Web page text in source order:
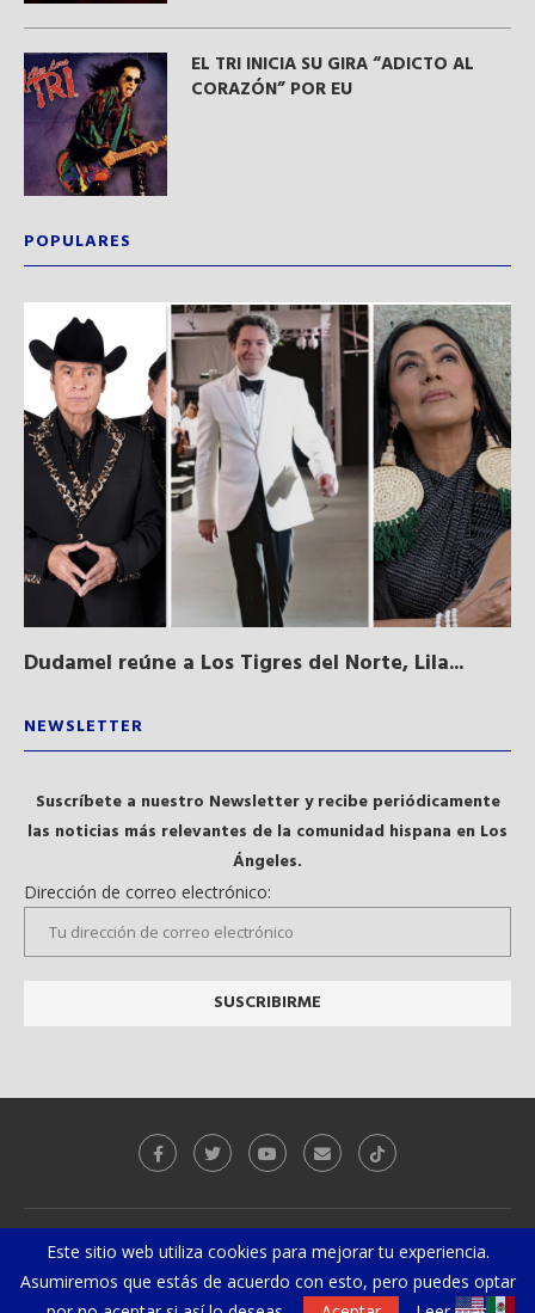
EL TRI INICIA SU GIRA “ADICTO AL
CORAZÓN” POR EU
POPULARES
Dudamel reúne a Los Tigres del Norte, Lila...
NEWSLETTER
Suscríbete a nuestro Newsletter y recibe periódicamente
las noticias más relevantes de la comunidad hispana en Los
Ángeles.
Dirección de correo electrónico:
Galeria Videos
@2019 - Todos los derechos reservados. Diseñado y desarrollado porEl
Gurú Geek
Este sitio web utiliza cookies para mejorar tu experiencia.
Asumiremos que estás de acuerdo con esto, pero puedes optar